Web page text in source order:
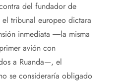
del fundador de
tribunal europeo dictara
inmediata ―la misma
avión con
a Ruanda—, el
se consideraría obligado